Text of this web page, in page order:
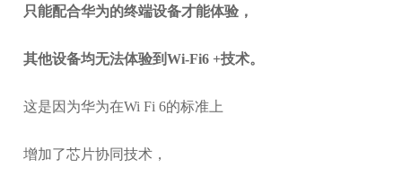
只能配合华为的终端设备才能体验，
其他设备均无法体验到Wi-Fi6 +技术。
这是因为华为在Wi Fi 6的标准上
增加了芯片协同技术，